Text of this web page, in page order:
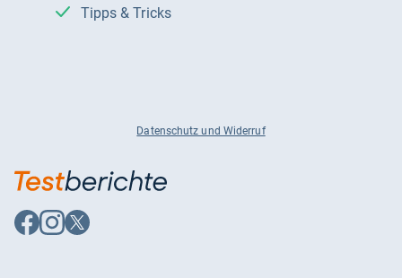
Tipps & Tricks
Datenschutz und Widerruf
Auf
Facebook
Auf
Instagram
Auf
X